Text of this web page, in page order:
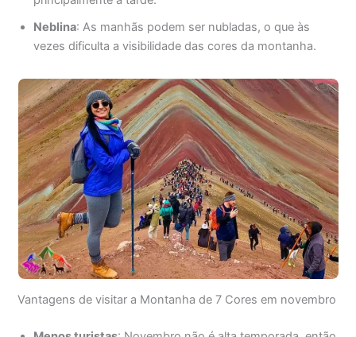
Neblina: As manhãs podem ser nubladas, o que às
vezes dificulta a visibilidade das cores da montanha.
Vantagens de visitar a Montanha de 7 Cores em novembro